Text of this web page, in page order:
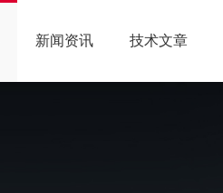
新闻资讯 技术文章